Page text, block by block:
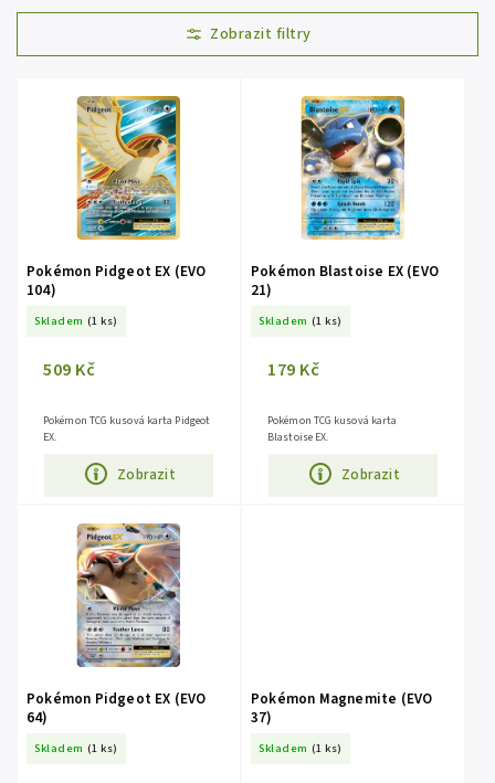
Doporučujeme
Nejlevnější
Nejprodávanější
Abecedně
Pokémon Pidgeot EX (EVO
104)
Skladem (1 ks)
509 Kč
Zobrazit
Pokémon TCG kusová karta Pidgeot
EX.
Pokémon Blastoise EX (EVO
21)
Skladem (1 ks)
179 Kč
Zobrazit
Pokémon TCG kusová karta
Blastoise EX.
Pokémon Pidgeot EX (EVO
64)
Skladem (1 ks)
Pokémon Magnemite (EVO
37)
Skladem (1 ks)